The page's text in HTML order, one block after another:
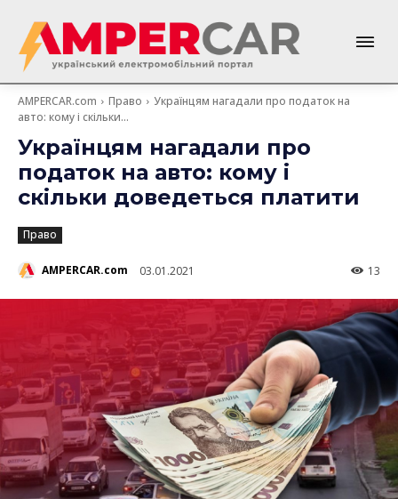
AMPERCAR.com Право
Українцям нагадали про податок на
авто: кому і скільки...
Українцям нагадали про
податок на авто: кому і
скільки доведеться платити
Право
AMPERCAR.com 03.01.2021 13